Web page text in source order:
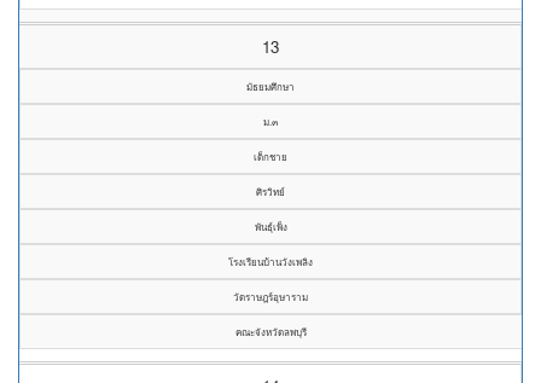
13
มัธยมศึกษา
ม.๓
เด็กชาย
ศิรวิทย์
พันธุ์เพ็ง
โรงเรียนบ้านวังเพลิง
วัดราษฎร์อุษาราม
คณะจังหวัดลพบุรี